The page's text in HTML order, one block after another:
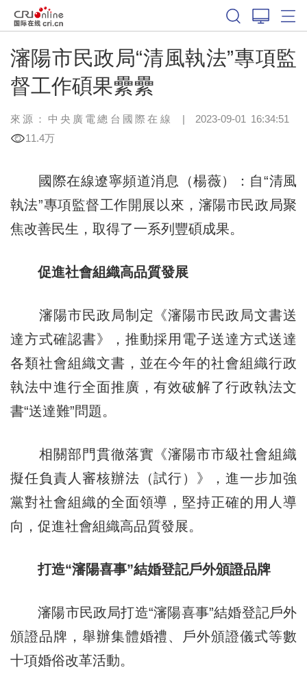
瀋陽市民政局“清風執法”專項監
督工作碩果纍纍
來源：中央廣電總台國際在線 | 2023-09-01 16:34:51
11.4万
國際在線遼寧頻道消息（楊薇）：自“清風
執法”專項監督工作開展以來，瀋陽市民政局聚
焦改善民生，取得了一系列豐碩成果。
促進社會組織高品質發展
瀋陽市民政局制定《瀋陽市民政局文書送
達方式確認書》，推動採用電子送達方式送達
各類社會組織文書，並在今年的社會組織行政
執法中進行全面推廣，有效破解了行政執法文
書“送達難”問題。
相關部門貫徹落實《瀋陽市市級社會組織
擬任負責人審核辦法（試行）》，進一步加強
黨對社會組織的全面領導，堅持正確的用人導
向，促進社會組織高品質發展。
打造“瀋陽喜事”結婚登記戶外頒證品牌
瀋陽市民政局打造“瀋陽喜事”結婚登記戶外
頒證品牌，舉辦集體婚禮、戶外頒證儀式等數
十項婚俗改革活動。